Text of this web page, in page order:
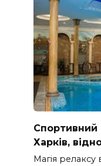
Спортивний
Харків,
Магія релаксу